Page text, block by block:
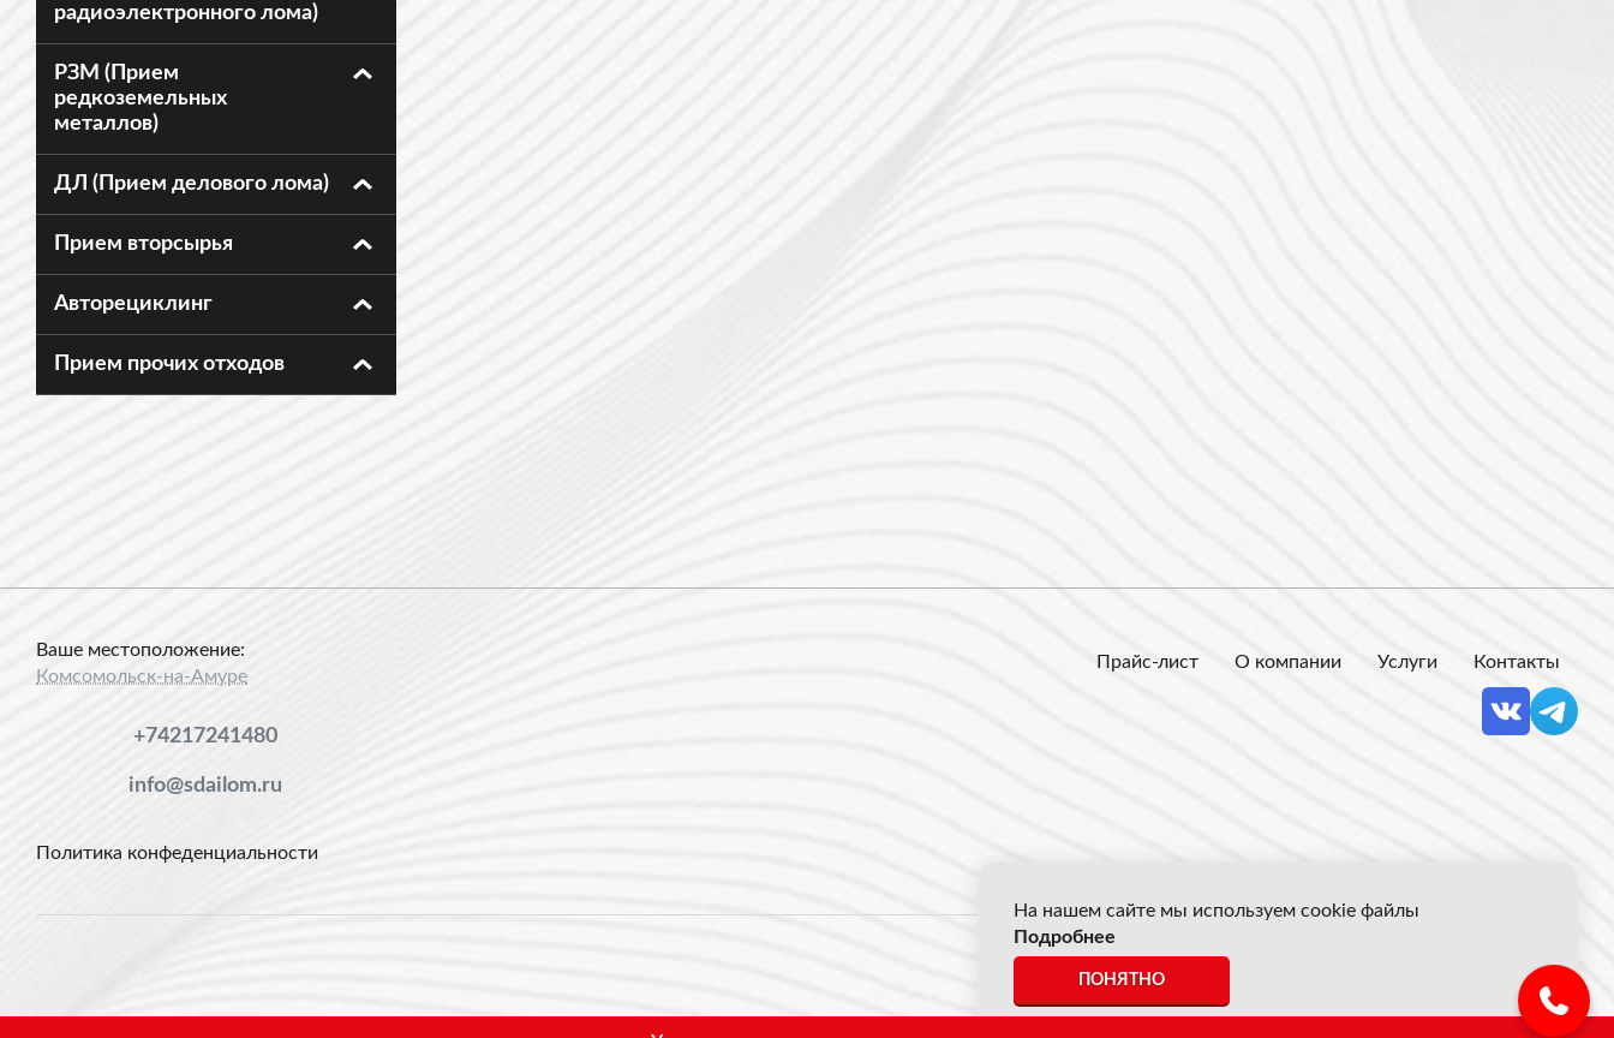
радиоэлектронного лома)
РЗМ (Прием
редкоземельных
металлов)
ДЛ (Прием делового лома)
Прием вторсырья
Авторециклинг
Прием прочих отходов
Ваше местоположение:
Комсомольск-на-Амуре
+74217241480
info@sdailom.ru
Политика конфеденциальности
Прайс-лист О компании Услуги Контакты
© 2026 Акрон Скрап
*Все цены указанные на сайте не являются публичной офертой.
На нашем сайте мы используем cookie файлы
Подробнее
ПОНЯТНО